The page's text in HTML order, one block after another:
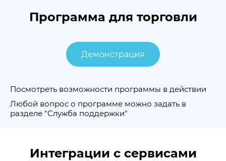
Программа для торговли
Демонстрация
Посмотреть возможности программы в действии
Любой вопрос о программе можно задать в
разделе "Служба поддержки"
Интеграции с сервисами